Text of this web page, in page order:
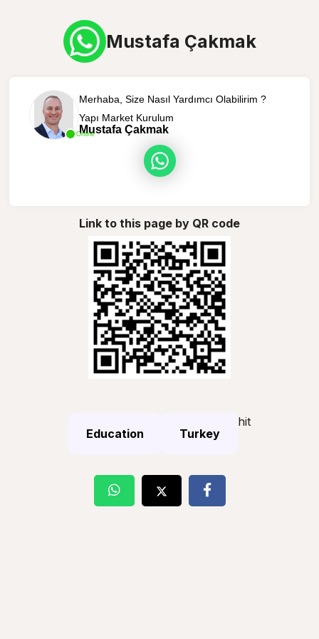
Mustafa Çakmak
Online
Merhaba, Size Nasıl Yardımcı Olabilirim ?
Yapı Market Kurulum
Mustafa Çakmak
Link to this page by QR code
Education Turkey
hit